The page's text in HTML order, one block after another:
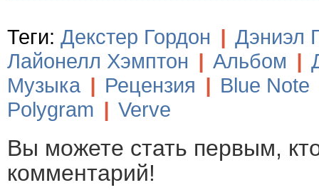
Теги: Декстер Гордон | Дэниэл
Лайонелл Хэмптон | Альбом |
Музыка | Рецензия | Blue Note
Polygram | Verve
Вы можете стать первым,
комментарий!